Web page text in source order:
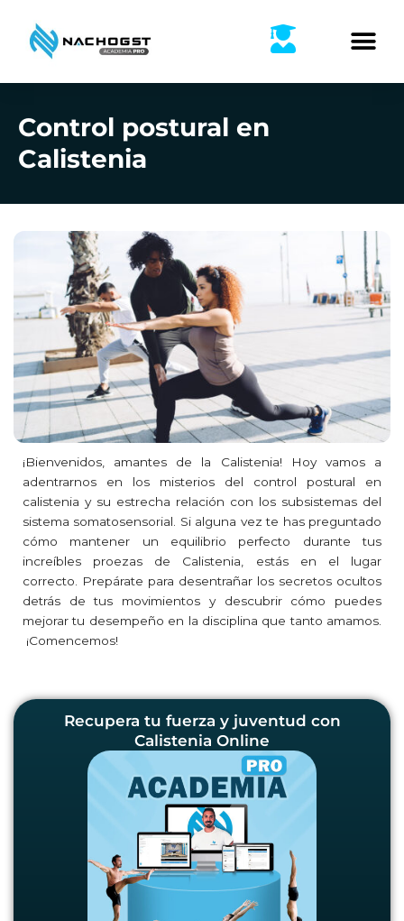
contenido
Control postural en
Calistenia
¡Bienvenidos, amantes de la Calistenia! Hoy vamos a
adentrarnos en los misterios del control postural en
calistenia y su estrecha relación con los subsistemas del
sistema somatosensorial. Si alguna vez te has preguntado
cómo mantener un equilibrio perfecto durante tus
increíbles proezas de Calistenia, estás en el lugar
correcto. Prepárate para desentrañar los secretos ocultos
detrás de tus movimientos y descubrir cómo puedes
mejorar tu desempeño en la disciplina que tanto amamos.
¡Comencemos!
Recupera tu fuerza y juventud con
Calistenia Online